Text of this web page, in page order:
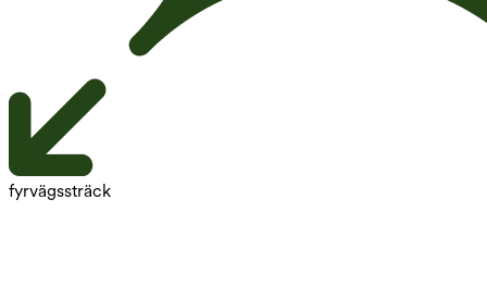
fyrvägssträck